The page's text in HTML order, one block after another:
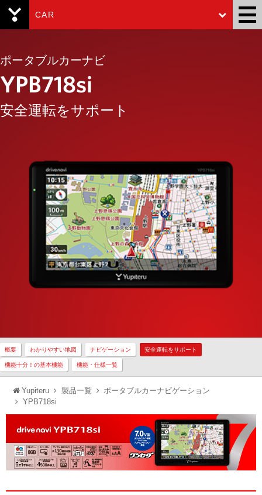
CAR
ポータブルカーナビ
YPB718si
安全運転をサポート
概要 わかりやすい地図 ナビゲーション 安全運転をサポート
機能十分！の基本機能 機能・仕様一覧
Yupiteru 製品一覧
ポータブルカーナビゲーション
YPB718si